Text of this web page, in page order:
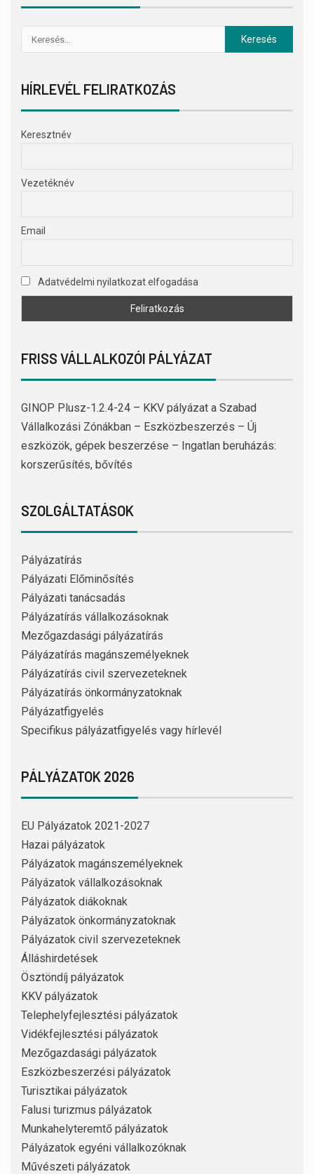
HÍRLEVÉL FELIRATKOZÁS
Keresztnév
Vezetéknév
Email
Adatvédelmi nyilatkozat elfogadása
FRISS VÁLLALKOZÓI PÁLYÁZAT
GINOP Plusz-1.2.4-24 – KKV pályázat a Szabad
Vállalkozási Zónákban – Eszközbeszerzés – Új
eszközök, gépek beszerzése – Ingatlan beruházás:
korszerűsítés, bővítés
SZOLGÁLTATÁSOK
Pályázatírás
Pályázati Előminősítés
Pályázati tanácsadás
Pályázatírás vállalkozásoknak
Mezőgazdasági pályázatírás
Pályázatírás magánszemélyeknek
Pályázatírás civil szervezeteknek
Pályázatírás önkormányzatoknak
Pályázatfigyelés
Specifikus pályázatfigyelés vagy hírlevél
PÁLYÁZATOK 2026
EU Pályázatok 2021-2027
Hazai pályázatok
Pályázatok magánszemélyeknek
Pályázatok vállalkozásoknak
Pályázatok diákoknak
Pályázatok önkormányzatoknak
Pályázatok civil szervezeteknek
Álláshirdetések
Ösztöndíj pályázatok
KKV pályázatok
Telephelyfejlesztési pályázatok
Vidékfejlesztési pályázatok
Mezőgazdasági pályázatok
Eszközbeszerzési pályázatok
Turisztikai pályázatok
Falusi turizmus pályázatok
Munkahelyteremtő pályázatok
Pályázatok egyéni vállalkozóknak
Művészeti pályázatok